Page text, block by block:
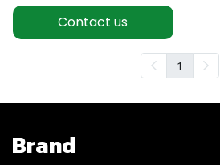
Contact us
1
Brand